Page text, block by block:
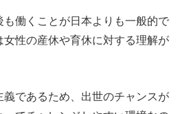
も働くことが日本よりも一般的で
性の産休や育休に対する理解が
であるため、出世のチャンスが